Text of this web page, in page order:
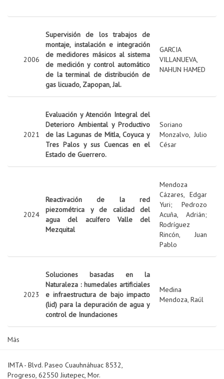
2006
Supervisión de los trabajos de
montaje, instalación e integración
de medidores másicos al sistema
de medición y control automático
de la terminal de distribución de
gas licuado, Zapopan, Jal.
GARCIA
VILLANUEVA,
NAHUN HAMED
2021
Evaluación y Atención Integral del
Deterioro Ambiental y Productivo
de las Lagunas de Mitla, Coyuca y
Tres Palos y sus Cuencas en el
Estado de Guerrero.
Soriano
Monzalvo, Julio
César
2024
Reactivación de la red
piezométrica y de calidad del
agua del acuífero Valle del
Mezquital
Mendoza
Cázares, Edgar
Yuri; Pedrozo
Acuña, Adrián;
Rodríguez
Rincón, Juan
Pablo
2023
Soluciones basadas en la
Naturaleza : humedales artificiales
e infraestructura de bajo impacto
(lid) para la depuración de agua y
control de Inundaciones
Medina
Mendoza, Raúl
Más
IMTA - Blvd. Paseo Cuauhnáhuac 8532,
Progreso, 62550 Jiutepec, Mor.